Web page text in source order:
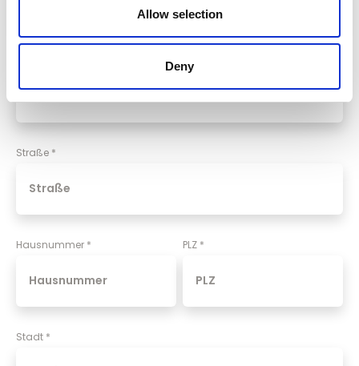
Allow selection
Deny
Straße *
Hausnummer * PLZ *
Stadt *